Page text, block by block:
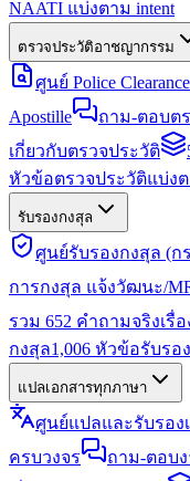
NAATI แบ่งตาม intent
ตรวจประวัติอาชญากรรม
ศูนย์ Police Clearance
Apostille
ถาม-ตอบต
เกี่ยวกับตรวจประวัติ
หัวข้อตรวจประวัติแบ่งต
รับรองกงสุล
ศูนย์รับรองกงสุล (ก
การกงสุล แจ้งวัฒนะ/
รวม 652 คำถามจริงเรื่
กงสุล1,006 หัวข้อรับรอ
แปลเอกสารทุกภาษา
ศูนย์แปลและรับรอง
ครบวงจร
ถาม-ตอบ